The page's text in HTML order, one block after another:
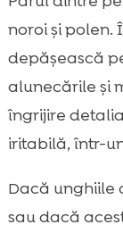
noroi și polen.
depășească
alunecările și
îngrijire
iritabilă, într-
Dacă unghiile
sau dacă